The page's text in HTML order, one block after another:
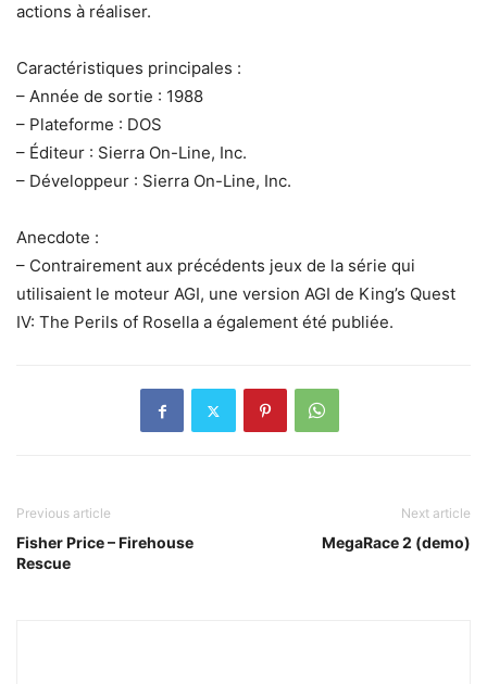
actions à réaliser.
Caractéristiques principales :
– Année de sortie : 1988
– Plateforme : DOS
– Éditeur : Sierra On-Line, Inc.
– Développeur : Sierra On-Line, Inc.
Anecdote :
– Contrairement aux précédents jeux de la série qui
utilisaient le moteur AGI, une version AGI de King’s Quest
IV: The Perils of Rosella a également été publiée.
Previous article
Fisher Price – Firehouse
Rescue
Next article
MegaRace 2 (demo)